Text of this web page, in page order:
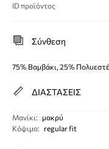
ID προϊόντος
Σύνθεση
75% Βαμβάκι, 25%
ΔΙΑΣΤΑΣΕΙΣ
Μανίκι:
μακρύ
Κόψιμο: regular fit